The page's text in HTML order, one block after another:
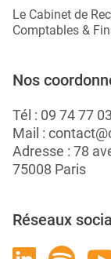
Le Cabinet de
Comptables &
Nos
Tél : 09 74 77
Mail :
Adresse : 78
75008 Paris
Réseaux